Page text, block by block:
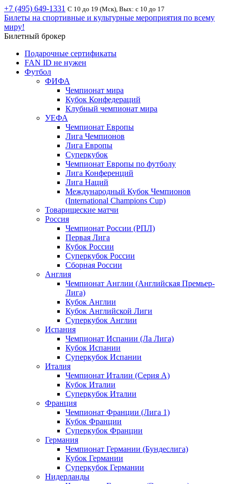
+7 (495) 649-1331 С 10 до 19 (Мск), Вых: с 10 до 17
Билеты на спортивные и культурные мероприятия по всему
миру!
Билетный брокер
Подарочные сертификаты
FAN ID не нужен
Футбол
ФИФА
Чемпионат мира
Кубок Конфедераций
Клубный чемпионат мира
УЕФА
Чемпионат Европы
Лига Чемпионов
Лига Европы
Суперкубок
Чемпионат Европы по футболу
Лига Конференций
Лига Наций
Международный Кубок Чемпионов
(International Champions Cup)
Товарищеские матчи
Россия
Чемпионат России (РПЛ)
Первая Лига
Кубок России
Суперкубок России
Сборная России
Англия
Чемпионат Англии (Английская Премьер-
Лига)
Кубок Англии
Кубок Английской Лиги
Суперкубок Англии
Испания
Чемпионат Испании (Ла Лига)
Кубок Испании
Суперкубок Испании
Италия
Чемпионат Италии (Серия А)
Кубок Италии
Суперкубок Италии
Франция
Чемпионат Франции (Лига 1)
Кубок Франции
Суперкубок Франции
Германия
Чемпионат Германии (Бундеслига)
Кубок Германии
Суперкубок Германии
Нидерланды